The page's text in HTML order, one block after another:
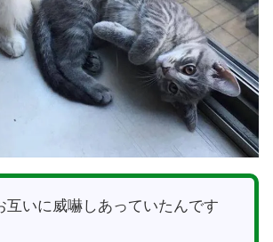
互いに威嚇しあっていたんです